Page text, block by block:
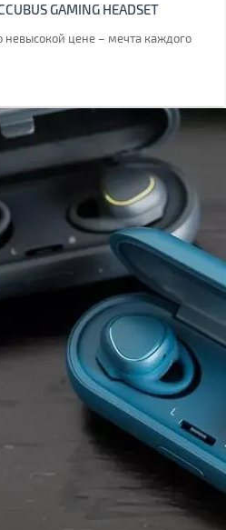
GAMING HEADSET
цене – мечта каждого